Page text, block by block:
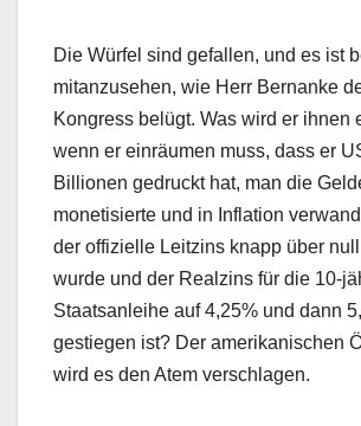
Die Würfel sind gefallen, und es ist
mitanzusehen, wie Herr Bernanke
Kongress belügt. Was wird er ihnen
wenn er einräumen muss, dass er
Billionen gedruckt hat, man die
monetisierte und in Inflation
der offizielle Leitzins knapp über
wurde und der Realzins für die 10-
Staatsanleihe auf 4,25% und dann
gestiegen ist? Der amerikanischen
wird es den Atem verschlagen.